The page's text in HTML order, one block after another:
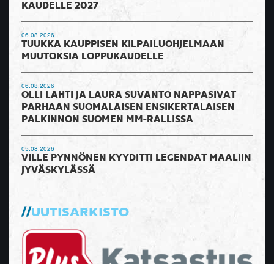
KAUDELLE 2027
06.08.2026
TUUKKA KAUPPISEN KILPAILUOHJELMAAN
MUUTOKSIA LOPPUKAUDELLE
06.08.2026
OLLI LAHTI JA LAURA SUVANTO NAPPASIVAT
PARHAAN SUOMALAISEN ENSIKERTALAISEN
PALKINNON SUOMEN MM-RALLISSA
05.08.2026
VILLE PYNNÖNEN KYYDITTI LEGENDAT MAALIIN
JYVÄSKYLÄSSÄ
UUTISARKISTO